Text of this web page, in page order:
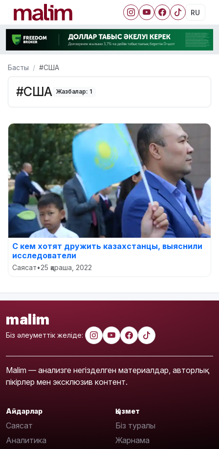
RU
Басты #США
#США Жазбалар: 1
С кем хотят дружить казахстанцы, выяснили
исследователи
Саясат•25 қараша, 2022
malim
Біз әлеуметтік желіде:
Malim — анализге негізделген материалдар, авторлық
пікірлер мен эксклюзив контент.
Айдарлар
Саясат
Аналитика
Қызмет
Біз туралы
Жарнама